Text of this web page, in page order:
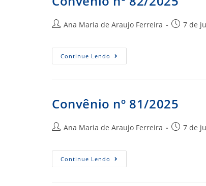
Autor
post:
Ana Maria de Araujo Ferreira
Post7 de
Continue Lendo Convênio
Nº
Convênio nº 81/2025
Autor
post:
Ana Maria de Araujo Ferreira
Post7 de
Continue Lendo Convênio
Nº